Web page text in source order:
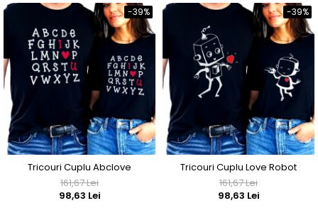
-39%
Tricouri Cuplu Abclove
161,67 Lei
98,63 Lei
-39%
Tricouri Cuplu Love Robot
161,67 Lei
98,63 Lei